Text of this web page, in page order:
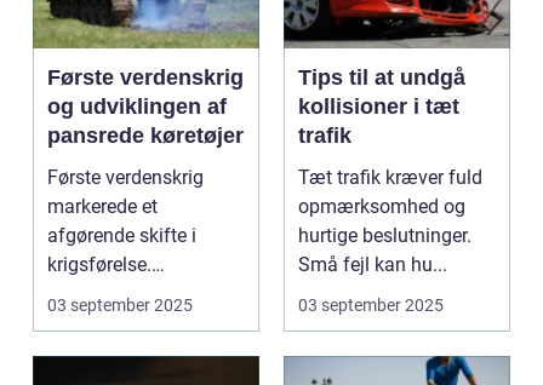
Første verdenskrig
og udviklingen af
pansrede køretøjer
Første verdenskrig
markerede et
afgørende skifte i
krigsførelse.
Industrialiser...
03 september 2025
Tips til at undgå
kollisioner i tæt
trafik
Tæt trafik kræver fuld
opmærksomhed og
hurtige beslutninger.
Små fejl kan hu...
03 september 2025